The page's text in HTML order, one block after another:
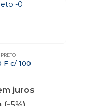
F c/ 100
juros